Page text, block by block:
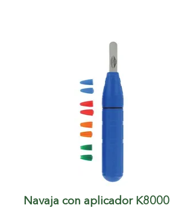
Navaja con aplicador K8000